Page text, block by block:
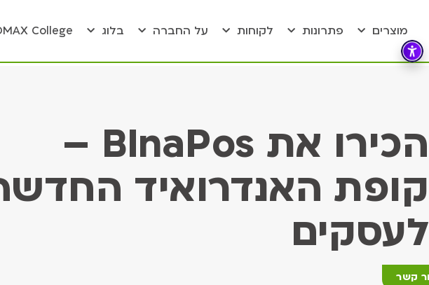
מוצרים פתרונות לקוחות על החברה בלוג College
קשר
הכירו את BInaPos –
קופת האנדרואיד
לעסקים